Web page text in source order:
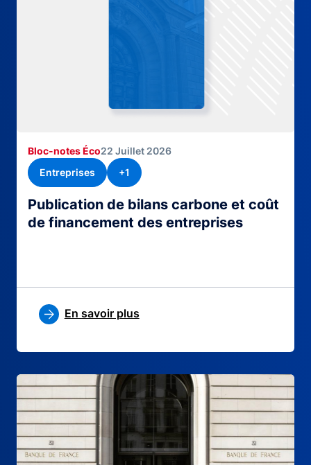
Publication de bilans carbone et coût
de financement des entreprises
Bloc-notes Éco22 Juillet 2026
Entreprises
+1
En savoir plus